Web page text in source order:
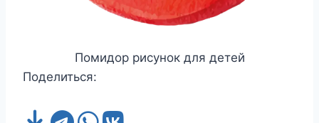
Помидор рисунок для детей
Поделиться: